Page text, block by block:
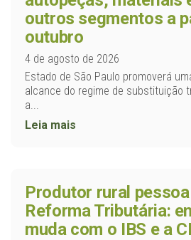
outros segmentos a
outubro
4 de agosto de 2026
Estado de São Paulo promoverá
alcance do regime de substituição
a...
Leia mais
Produtor rural
Reforma Tributária:
muda com o IBS e a